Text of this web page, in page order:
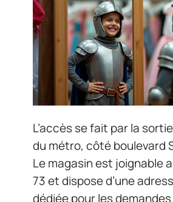
L’accès se fait par la
du métro, côté boulevard
Le magasin est joignable
73 et dispose d’une
dédiée pour les demandes